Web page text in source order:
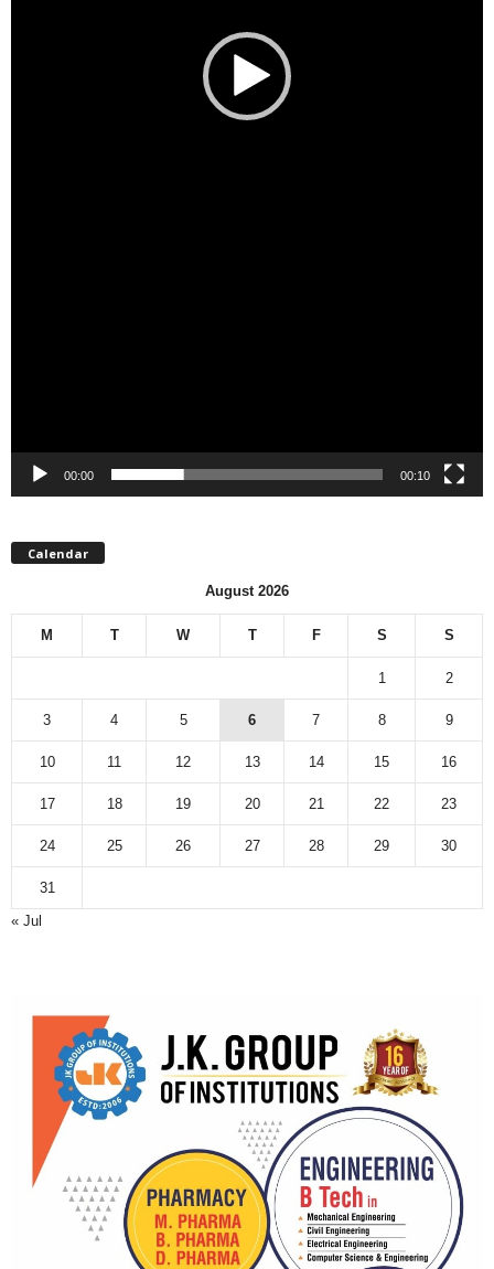
00:00 00:10
Calendar
August 2026
M T W T F S S
1 2
3 4 5 6 7 8 9
10 11 12 13 14 15 16
17 18 19 20 21 22 23
24 25 26 27 28 29 30
31
« Jul